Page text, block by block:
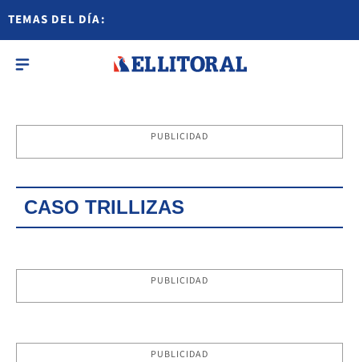
TEMAS DEL DÍA:
PUBLICIDAD
CASO TRILLIZAS
PUBLICIDAD
PUBLICIDAD